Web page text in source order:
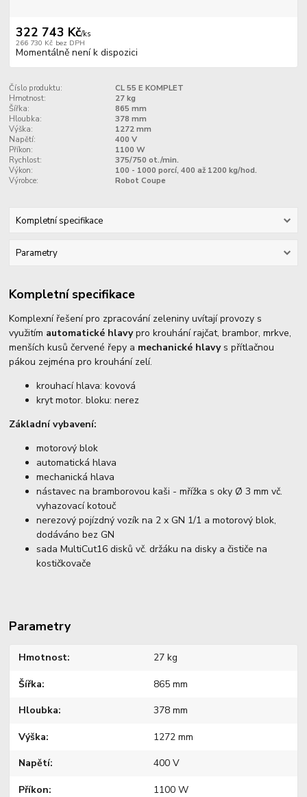
322 743 Kč/ks
266 730 Kč bez DPH
Momentálně není k dispozici
Číslo produktu:
CL 55 E KOMPLET
Hmotnost:
27 kg
Šířka:
865 mm
Hloubka:
378 mm
Výška:
1272 mm
Napětí:
400 V
Příkon:
1100 W
Rychlost:
375/750 ot./min.
Výkon:
100 - 1000 porcí, 400 až 1200 kg/hod.
Výrobce:
Robot Coupe
Kompletní specifikace
Parametry
Kompletní specifikace
Komplexní řešení pro zpracování zeleniny uvítají provozy s
využitím automatické hlavypro krouhání rajčat, brambor, mrkve,
menších kusů červené řepy a mechanické hlavys přítlačnou
pákou zejména pro krouhání zelí.
krouhací hlava: kovová
kryt motor. bloku: nerez
Základní vybavení:
motorový blok
automatická hlava
mechanická hlava
nástavec na bramborovou kaši - mřížka s oky Ø 3 mm vč.
vyhazovací kotouč
nerezový pojízdný vozík na 2 x GN 1/1 a motorový blok,
dodáváno bez GN
sada MultiCut16 disků vč. držáku na disky a čističe na
kostičkovače
Parametry
Hmotnost 27 kg
Šířka 865 mm
Hloubka 378 mm
Výška 1272 mm
Napětí 400 V
Příkon 1100 W